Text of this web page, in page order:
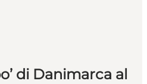
di Danimarca al